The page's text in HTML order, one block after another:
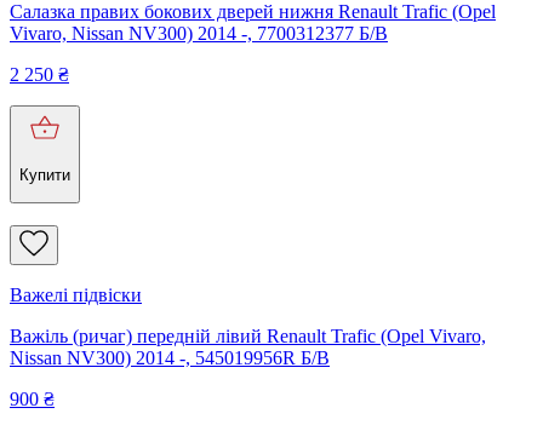
Салазка правих бокових дверей нижня Renault Trafic (Opel
Vivaro, Nissan NV300) 2014 -, 7700312377 Б/В
2 250 ₴
Купити
Важелі підвіски
Важіль (ричаг) передній лівий Renault Trafic (Opel Vivaro,
Nissan NV300) 2014 -, 545019956R Б/В
900 ₴